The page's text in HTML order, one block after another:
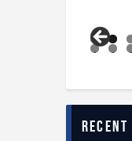
1 2
Recent